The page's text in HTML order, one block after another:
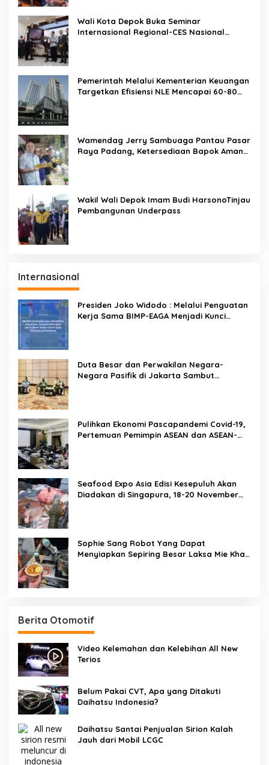
Wali Kota Depok Buka Seminar
Internasional Regional-CES Nasional
Pemerintah Melalui Kementerian Keuangan
Targetkan Efisiensi NLE Mencapai 60-80
Wamendag Jerry Sambuaga Pantau Pasar
Raya Padang, Ketersediaan Bapok Aman
Wakil Wali Depok Imam Budi HarsonoTinjau
Pembangunan Underpass
Internasional
Presiden Joko Widodo : Melalui Penguatan
Kerja Sama BIMP-EAGA Menjadi Kunci
Duta Besar dan Perwakilan Negara-
Negara Pasifik di Jakarta Sambut
Pulihkan Ekonomi Pascapandemi Covid-19,
Pertemuan Pemimpin ASEAN dan ASEAN-
Seafood Expo Asia Edisi Kesepuluh Akan
Diadakan di Singapura, 18-20 November
Sophie Sang Robot Yang Dapat
Menyiapkan Sepiring Besar Laksa Mie Khas
Berita Otomotif
Video Kelemahan dan Kelebihan All New
Terios
Belum Pakai CVT, Apa yang Ditakuti
Daihatsu Indonesia?
Daihatsu Santai Penjualan Sirion Kalah
Jauh dari Mobil LCGC